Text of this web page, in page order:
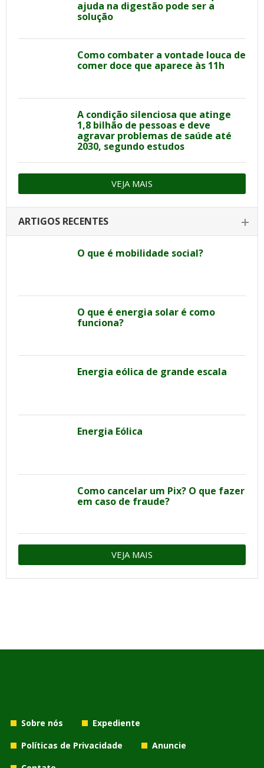
ajuda na digestão pode ser a
solução
Como combater a vontade louca de
comer doce que aparece às 11h
A condição silenciosa que atinge
1,8 bilhão de pessoas e deve
agravar problemas de saúde até
2030, segundo estudos
VEJA MAIS
ARTIGOS RECENTES
O que é mobilidade social?
O que é energia solar é como
funciona?
Energia eólica de grande escala
Energia Eólica
Como cancelar um Pix? O que fazer
em caso de fraude?
VEJA MAIS
Sobre nós
Expediente
Políticas de Privacidade
Anuncie